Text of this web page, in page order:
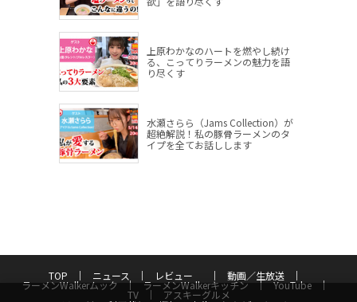
上原わかなのハートを燃やし続け
る、こってりラーメンの魅力を語
り尽くす
水瀬さらら（Jams Collection）が
超絶解説！私の豚骨ラーメンのタ
イプを全てお話しします
TOP ニュース レビュー 動画／生放送
ラーメンWalkerムック ラーメンWalkerキッチン YouTube
TV アスキーグルメ